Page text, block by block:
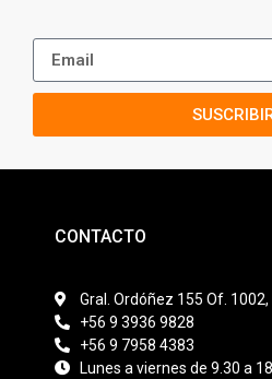
CONTACTO
Gral. Ordóñez 155 Of. 1002,
+56 9 3936 9828
+56 9 7958 4383
Lunes a viernes de 9.30 a